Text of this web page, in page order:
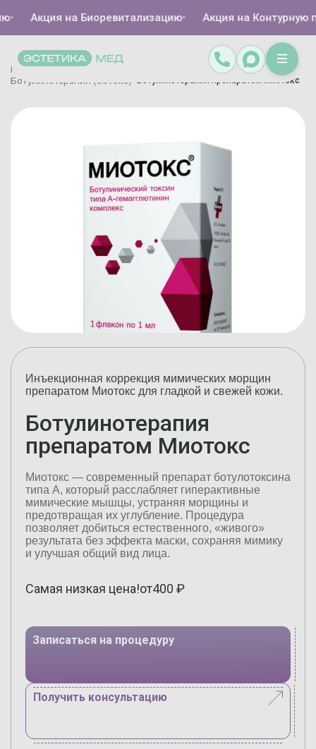
Акция на Биоревитализацию• Акция на Контурную
Главная Каталог Инъекционная косметология /
Ботулинотерапия (ботокс) Ботулинотерапия препаратом Миотокс
Инъекционная коррекция мимических морщин
препаратом Миотокс для гладкой и свежей кожи.
Ботулинотерапия
препаратом Миотокс
Миотокс — современный препарат ботулотоксина
типа А, который расслабляет гиперактивные
мимические мышцы, устраняя морщины и
предотвращая их углубление. Процедура
позволяет добиться естественного, «живого»
результата без эффекта маски, сохраняя мимику
и улучшая общий вид лица.
Самая низкая цена!от400 ₽
Записаться на процедуру
Получить консультацию